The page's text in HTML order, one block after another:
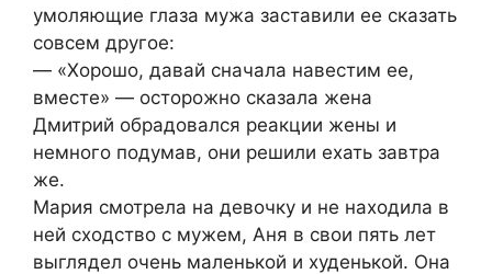
умоляющие глаза мужа заставили ее сказать
совсем другое:
— «Хорошо, давай сначала навестим ее,
вместе» — осторожно сказала жена
Дмитрий обрадовался реакции жены и
немного подумав, они решили ехать завтра
же.
Мария смотрела на девочку и не находила в
ней сходство с мужем, Аня в свои пять лет
выглядел очень маленькой и худенькой. Она